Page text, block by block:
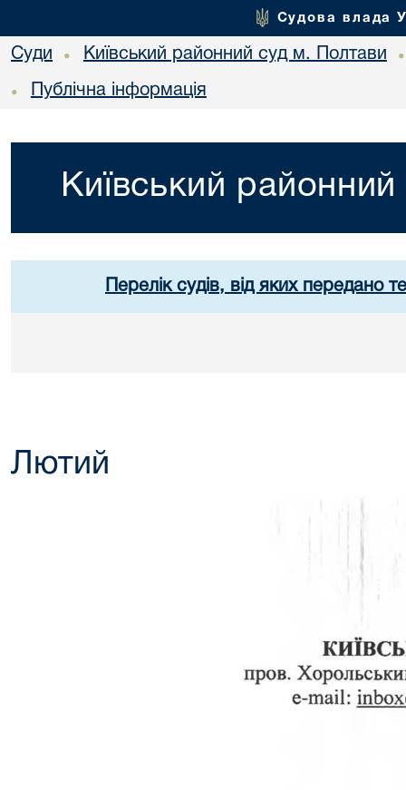
Судова влада
Суди • Київський районний суд м. Полтави •
• Публічна інформація
Київський
Перелік судів, від яких передано
Лютий